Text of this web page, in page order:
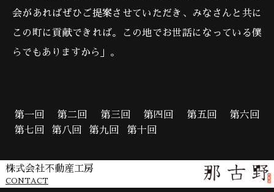
会があればぜひご提案させていただき、みなさんと共に
この町に貢献できれば。この地でお世話になっている僕
らでもありますから」。
第一回 第二回 第三回 第四回 第五回
第六回
第七回
第八回 第九回 第十回
株式会社不動産工房
CONTACT